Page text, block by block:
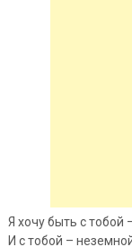
Я хочу быть с
И с тобой –